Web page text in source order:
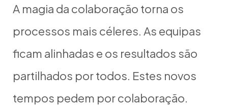
A magia da colaboração torna os
processos mais céleres. As equipas
ficam alinhadas e os resultados são
partilhados por todos. Estes novos
tempos pedem por colaboração.